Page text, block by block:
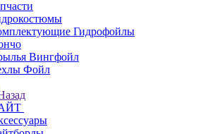
Гидрофойлы
Вингфойл
Фойл